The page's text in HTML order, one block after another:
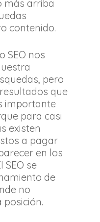
más arriba
contenido.
SEO nos
pero
que
importante
para casi
existen
a pagar
en los
SEO se
de
no